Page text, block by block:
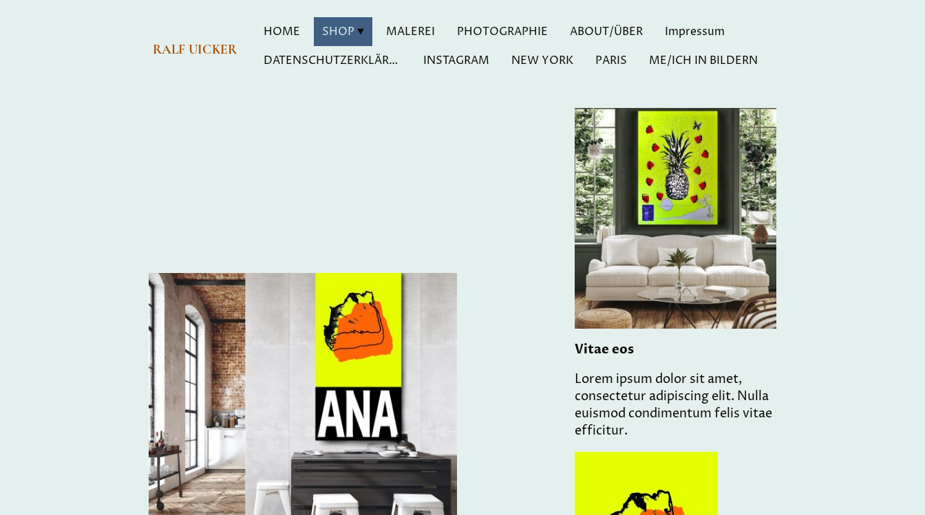
RALF UICKER
HOME SHOP MALEREI PHOTOGRAPHIE ABOUT/ÜBER
Impressum
DATENSCHUTZERKLÄRUNG
INSTAGRAM NEW YORK PARIS ME/ICH IN BILDERN
Vitae eos
Lorem ipsum dolor sit amet,
consectetur adipiscing elit. Nulla
euismod condimentum felis vitae
efficitur.